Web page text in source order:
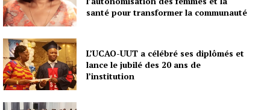
santé pour transformer la communauté
L’UCAO-UUT a célébré ses diplômés et
lance le jubilé des 20 ans de
l’institution